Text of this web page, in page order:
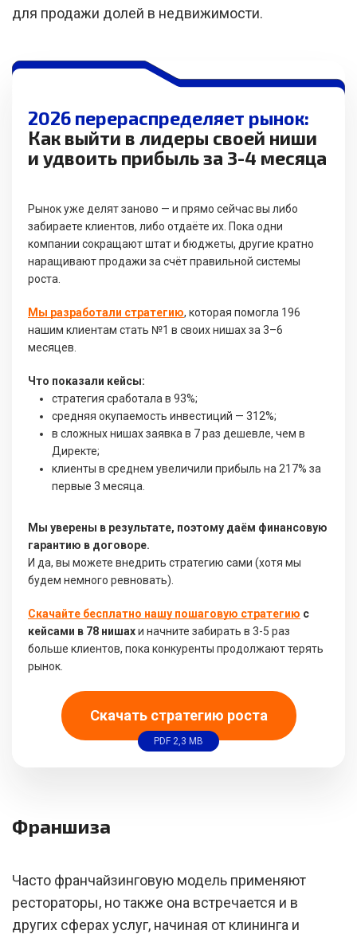
для продажи долей в недвижимости.
2026 перераспределяет рынок:
Как выйти в лидеры своей ниши
и удвоить прибыль за 3-4 месяца
Рынок уже делят заново — и прямо сейчас вы либо
забираете клиентов, либо отдаёте их. Пока одни
компании сокращают штат и бюджеты, другие кратно
наращивают продажи за счёт правильной системы
роста.
Мы разработали стратегию, которая помогла 196
нашим клиентам стать №1 в своих нишах за 3–6
месяцев.
Что показали кейсы:
стратегия сработала в 93%;
средняя окупаемость инвестиций — 312%;
в сложных нишах заявка в 7 раз дешевле, чем в
Директе;
клиенты в среднем увеличили прибыль на 217% за
первые 3 месяца.
Мы уверены в результате, поэтому даём финансовую
гарантию в договоре.
И да, вы можете внедрить стратегию сами (хотя мы
будем немного ревновать).
Скачайте бесплатно нашу пошаговую стратегию с
кейсами в 78 нишахи начните забирать в 3-5 раз
больше клиентов, пока конкуренты продолжают терять
рынок.
Скачать стратегию роста
PDF 2,3 MB
Франшиза
Часто франчайзинговую модель применяют
рестораторы, но также она встречается и в
других сферах услуг, начиная от клининга и